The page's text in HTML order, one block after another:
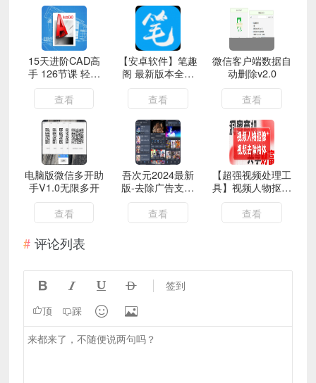
15天进阶CAD高
手 126节课 轻松
完成建筑图绘制
查看
【安卓软件】笔趣
阁 最新版本全网
小说随便看
查看
微信客户端数据自
动删除v2.0
查看
电脑版微信多开助
手V1.0无限多开
查看
吾次元2024最新
版-去除广告支持
看tx动漫
查看
【超强视频处理工
具】视频人物抠像
+视频去除物体
查看
评论列表
    签到
顶 踩  